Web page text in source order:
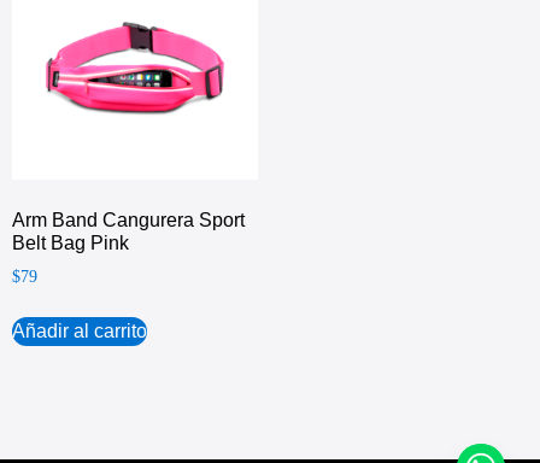
Arm Band Cangurera Sport
Belt Bag Pink
$79
Añadir al carrito